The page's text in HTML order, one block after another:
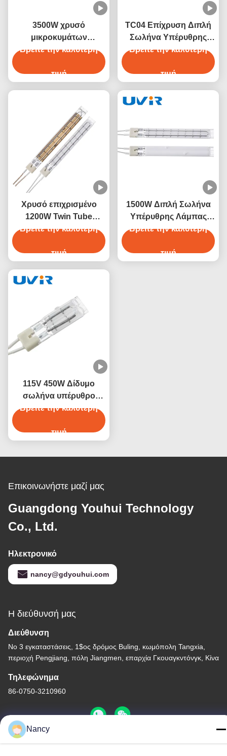
3500W χρυσό
μικροκυμάτων
υπέρυθρο σωλήνα
εξοπλισμό
Βρείτε την καλύτερη
τιμή
TC04 Επίχρυση Διπλή
Σωλήνα Υπέρυθρης
Λάμπας 450W 230V
Βρείτε την καλύτερη
τιμή
Χρυσό επιχρισμένο
1200W Twin Tube
Halogen υπέρυθρο
Βρείτε την καλύτερη
τιμή
1500W Διπλή Σωλήνα
Υπέρυθρης Λάμπας
Νικρώμιο 230V Λευκή
Βρείτε την καλύτερη
τιμή
115V 450W Δίδυμο
σωλήνα υπέρυθρο
θερμαντικό λαμπτήρα
Βρείτε την καλύτερη
τιμή
Επικοινωνήστε μαζί μας
Guangdong Youhui Technology
Co., Ltd.
Ηλεκτρονικό
nancy@gdyouhui.com
Η διεύθυνσή μας
Διεύθυνση
Νο 3 εγκαταστάσεις, 1$ος δρόμος Buling, κωμόπολη Tangxia,
περιοχή Pengjiang, πόλη Jiangmen, επαρχία Γκουαγκντόνγκ, Κίνα
Τηλεφώνημα
86-0750-3210960
Nancy